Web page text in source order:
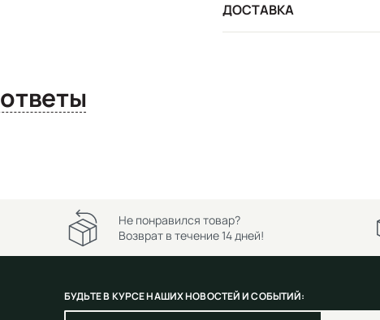
ДОСТАВКА
Вопросы и ответы
Не понравился товар?
Возврат в течение 14 дней!
БУДЬТЕ В КУРСЕ НАШИХ НОВОСТЕЙ И СОБЫТИЙ: